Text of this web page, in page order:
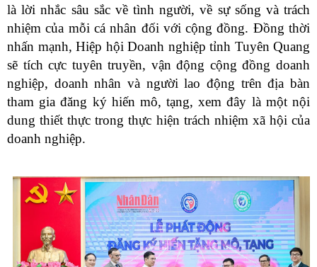
là lời nhắc sâu sắc về tình người, về sự sống và trách
nhiệm của mỗi cá nhân đối với cộng đồng. Đồng thời
nhấn mạnh, Hiệp hội Doanh nghiệp tỉnh Tuyên Quang
sẽ tích cực tuyên truyền, vận động cộng đồng doanh
nghiệp, doanh nhân và người lao động trên địa bàn
tham gia đăng ký hiến mô, tạng, xem đây là một nội
dung thiết thực trong thực hiện trách nhiệm xã hội của
doanh nghiệp.